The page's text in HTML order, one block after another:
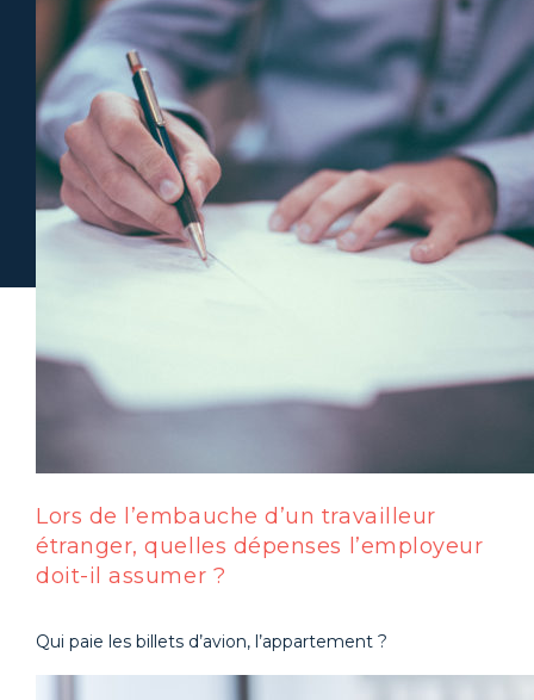
Lors de l’embauche d’un travailleur
étranger, quelles dépenses l’employeur
doit-il assumer ?
Qui paie les billets d’avion, l’appartement ?